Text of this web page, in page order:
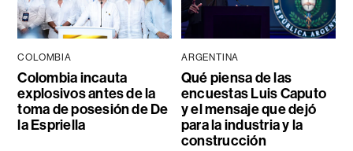
COLOMBIA
Colombia incauta
explosivos antes de la
toma de posesión de De
la Espriella
ARGENTINA
Qué piensa de las
encuestas Luis Caputo
y el mensaje que dejó
para la industria y la
construcción